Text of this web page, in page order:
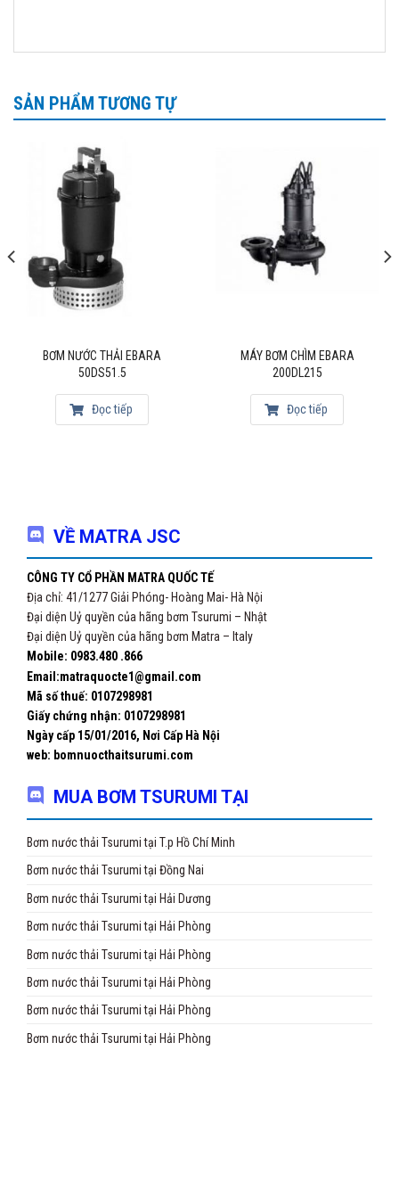
chống ngập úng, hút nước ao hồ…
HÃNG SẢN XUẤT:
Ebaralà nhà sản xuất máy bơm nước hàng đầu Châu Âu,
được nhập khẩu từ Italia. Các sản phẩm máy bơm của
Ebara được phân phối đi rất nhiều quốc gia trên thế giới
trong đó có Việt Nam. Máy bơm nước Ebara gồm các
loại bơm như: bơm chìm hút nước thải, máy bơm ly tâm
cánh hở, máy bơm trục đứng, máy bơm ly tâm trục
ngang, bơm PCCC…
CHẾ ĐỘ BẢO HÀNH:
Bảo hành 12 tháng, công ty sẽ bảo hành chu đáo cho tất
cả các sản phẩm nếu lỗi thuộc về sản phẩm.
Chi tiết vui lòng liên hệ:
Email: matraquocte1@gmail.com
SẢN PHẨM TƯƠNG TỰ
BƠM NƯỚC THẢI EBARA
50DS51.5
Đọc tiếp
MÁY BƠM CHÌM EBARA
200DL215
Đọc tiếp
VỀ MATRA JSC
CÔNG TY CỔ PHẦN MATRA QUỐC TẾ
Địa chỉ: 41/1277 Giải Phóng- Hoàng Mai- Hà Nội
Đại diện Uỷ quyền của hãng bơm Tsurumi – Nhật
Đại diện Uỷ quyền của hãng bơm Matra – Italy
Mobile: 0983.480 .866
Email:matraquocte1@gmail.com
Mã số thuế: 0107298981
Giấy chứng nhận: 0107298981
Ngày cấp 15/01/2016, Nơi Cấp Hà Nội
web: bomnuocthaitsurumi.com
MUA BƠM TSURUMI TẠI
Bơm nước thải Tsurumi tại T.p Hồ Chí Minh
Bơm nước thải Tsurumi tại Đồng Nai
Bơm nước thải Tsurumi tại Hải Dương
Bơm nước thải Tsurumi tại Hải Phòng
Bơm nước thải Tsurumi tại Hải Phòng
Bơm nước thải Tsurumi tại Hải Phòng
Bơm nước thải Tsurumi tại Hải Phòng
Bơm nước thải Tsurumi tại Hải Phòng